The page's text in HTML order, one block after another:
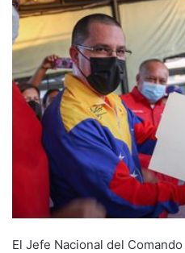
El Jefe Nacional del